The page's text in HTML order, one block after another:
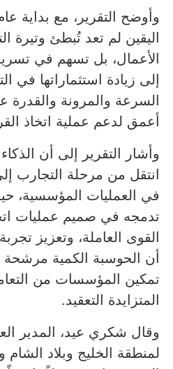
اليقين لم تعد تُبطئ وتيرة
الأعمال، بل تسهم في
إلى زيادة استثماراتها في
السرعة والمرونة
أعمق لدعم عملية اتخاذ
انتقل من مرحلة التجارب
في العمليات المؤسسية،
تدمجه في صميم عمليات
القوى العاملة، وتعزيز
أن الحوسبة الكمية
تمكين المؤسسات من
المتزايدة التعقيد.
لمنطقة الخليج وبلاد الشام